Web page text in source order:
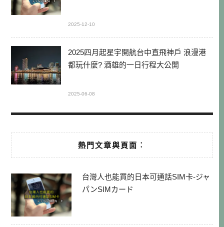
2025-12-10
2025四月起星宇開航台中直飛神戶 浪漫港
都玩什麼? 酒雄的一日行程大公開
2025-06-08
熱門文章與頁面︰
台灣人也能買的日本可通話SIM卡-ジャ
パンSIMカード